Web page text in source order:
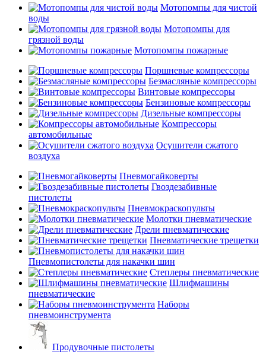
Мотопомпы для чистой
воды
Мотопомпы для
грязной воды
Мотопомпы пожарные
Поршневые компрессоры
Безмасляные компрессоры
Винтовые компрессоры
Бензиновые компрессоры
Дизельные компрессоры
Компрессоры
автомобильные
Осушители сжатого
воздуха
Пневмогайковерты
Гвоздезабивные
пистолеты
Пневмокраскопульты
Молотки пневматические
Дрели пневматические
Пневматические трещетки
Пневмопистолеты для накачки шин
Степлеры пневматические
Шлифмашины
пневматические
Наборы
пневмоинструмента
Продувочные пистолеты